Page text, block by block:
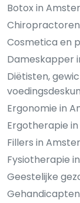
Botox in
Cosmetica en
Dameskapper
Diëtisten,
Ergonomie in
Ergotherapie
Fillers in
Fysiotherapie
Geestelijke